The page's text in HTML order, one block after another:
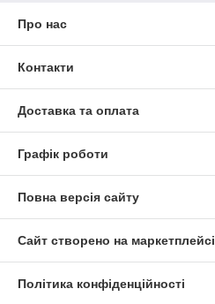
Про нас
Контакти
Доставка та оплата
Графік роботи
Повна версія сайту
Сайт створено на маркетплейсі
Політика конфіденційності